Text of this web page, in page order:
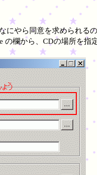
にやら同意を求められ
の欄から、CDの場所を指